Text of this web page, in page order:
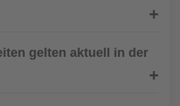
gelten aktuell in der